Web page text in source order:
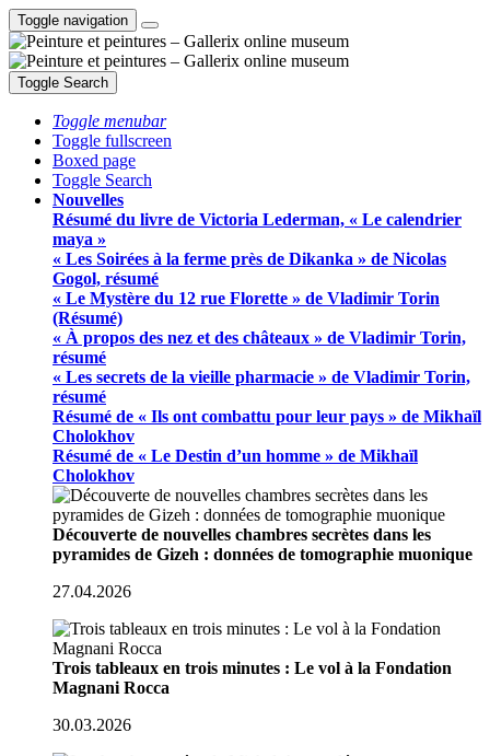
Toggle navigation
Toggle Search
Toggle menubar
Toggle fullscreen
Boxed page
Toggle Search
Nouvelles
Résumé du livre de Victoria Lederman, « Le calendrier
maya »
« Les Soirées à la ferme près de Dikanka » de Nicolas
Gogol, résumé
« Le Mystère du 12 rue Florette » de Vladimir Torin
(Résumé)
« À propos des nez et des châteaux » de Vladimir Torin,
résumé
« Les secrets de la vieille pharmacie » de Vladimir Torin,
résumé
Résumé de « Ils ont combattu pour leur pays » de Mikhaïl
Cholokhov
Résumé de « Le Destin d’un homme » de Mikhaïl
Cholokhov
Découverte de nouvelles chambres secrètes dans les
pyramides de Gizeh : données de tomographie muonique
27.04.2026
Trois tableaux en trois minutes : Le vol à la Fondation
Magnani Rocca
30.03.2026